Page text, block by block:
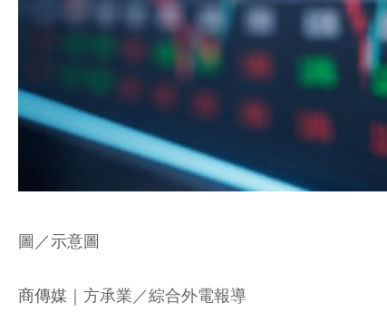
圖／示意圖
商傳媒 ｜方承業／綜合外電報導